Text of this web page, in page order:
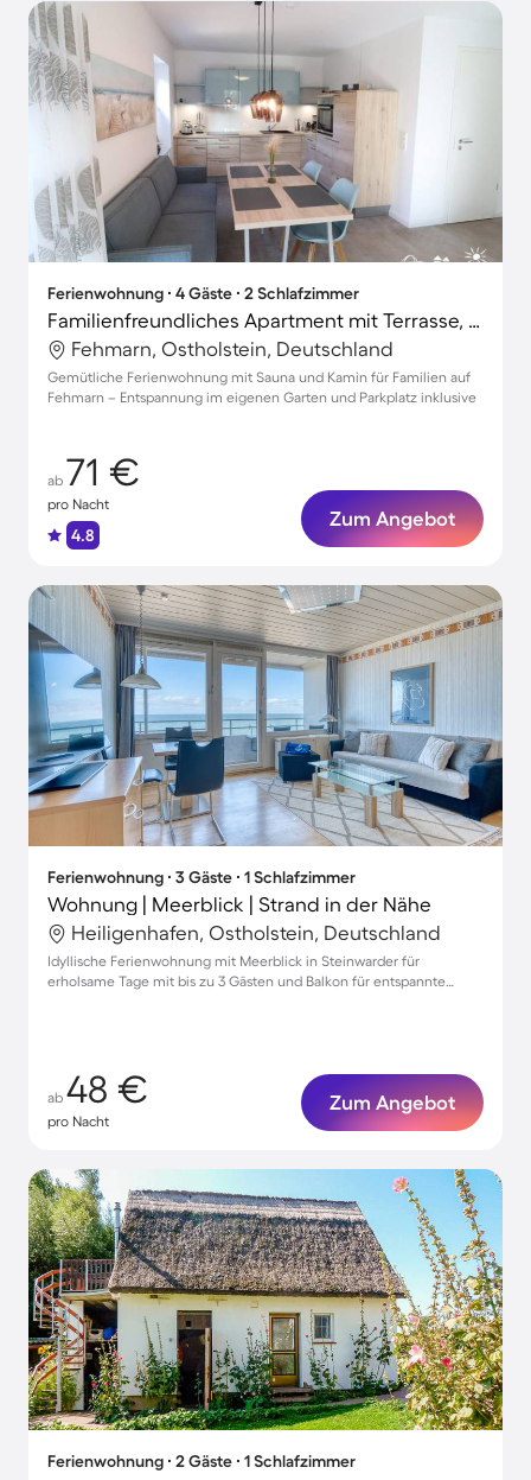
Ferienwohnung ∙ 4 Gäste ∙ 2 Schlafzimmer
Familienfreundliches Apartment mit Terrasse, Garten und Sauna
Fehmarn, Ostholstein, Deutschland
Gemütliche Ferienwohnung mit Sauna und Kamin für Familien auf
Fehmarn – Entspannung im eigenen Garten und Parkplatz inklusive
ab 71 €
pro Nacht
4.8
Zum Angebot
Ferienwohnung ∙ 3 Gäste ∙ 1 Schlafzimmer
Wohnung | Meerblick | Strand in der Nähe
Heiligenhafen, Ostholstein, Deutschland
Idyllische Ferienwohnung mit Meerblick in Steinwarder für
erholsame Tage mit bis zu 3 Gästen und Balkon für entspannte
ab 48 €
pro Nacht
Zum Angebot
Ferienwohnung ∙ 2 Gäste ∙ 1 Schlafzimmer